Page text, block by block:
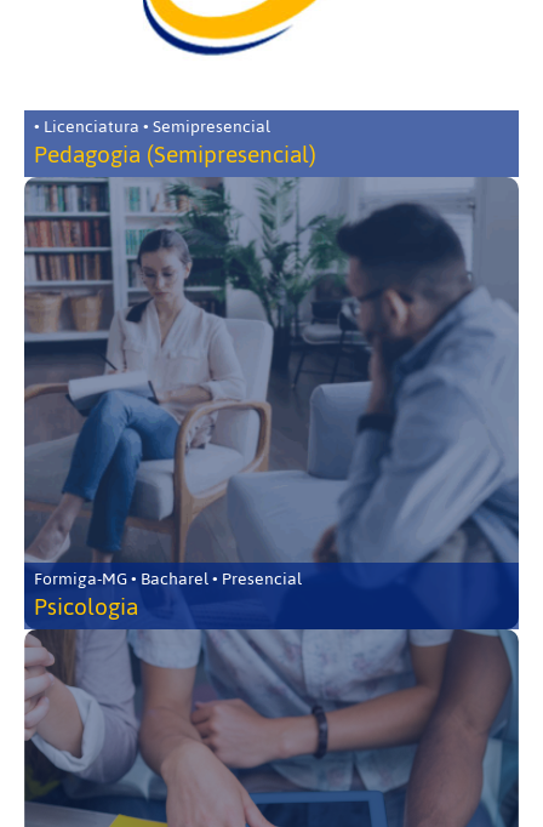
• Licenciatura • Semipresencial
Pedagogia (Semipresencial)
Formiga-MG • Bacharel • Presencial
Psicologia